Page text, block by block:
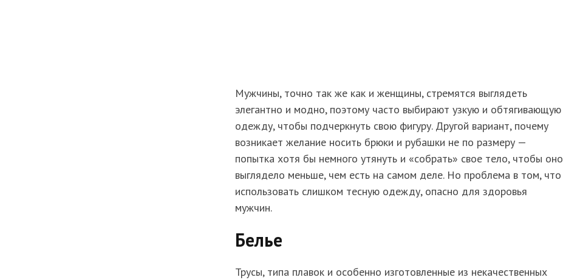
Мужчины, точно так же как и женщины, стремятся выглядеть
элегантно и модно, поэтому часто выбирают узкую и обтягивающую
одежду, чтобы подчеркнуть свою фигуру. Другой вариант, почему
возникает желание носить брюки и рубашки не по размеру —
попытка хотя бы немного утянуть и «собрать» свое тело, чтобы оно
выглядело меньше, чем есть на самом деле. Но проблема в том, что
использовать слишком тесную одежду, опасно для здоровья
мужчин.
Белье
Трусы, типа плавок и особенно изготовленные из некачественных